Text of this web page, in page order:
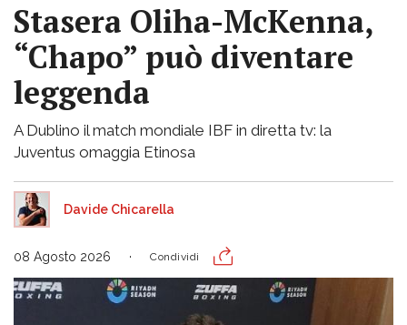
Stasera Oliha-McKenna,
“Chapo” può diventare
leggenda
A Dublino il match mondiale IBF in diretta tv: la
Juventus omaggia Etinosa
Davide Chicarella
08 Agosto 2026 Condividi